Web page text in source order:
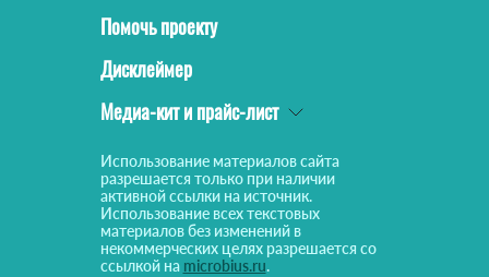
Помочь проекту
Дисклеймер
Медиа-кит и прайс-лист
Использование материалов сайта
разрешается только при наличии
активной ссылки на источник.
Использование всех текстовых
материалов без изменений в
некоммерческих целях разрешается со
ссылкой на microbius.ru.